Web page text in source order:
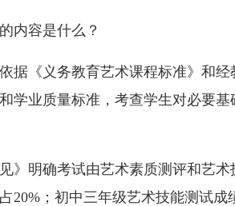
容是什么？
《义务教育艺术课程标准》和经
学业质量标准，考查学生对必要
明确考试由艺术素质测评和艺术
20%；初中三年级艺术技能测试